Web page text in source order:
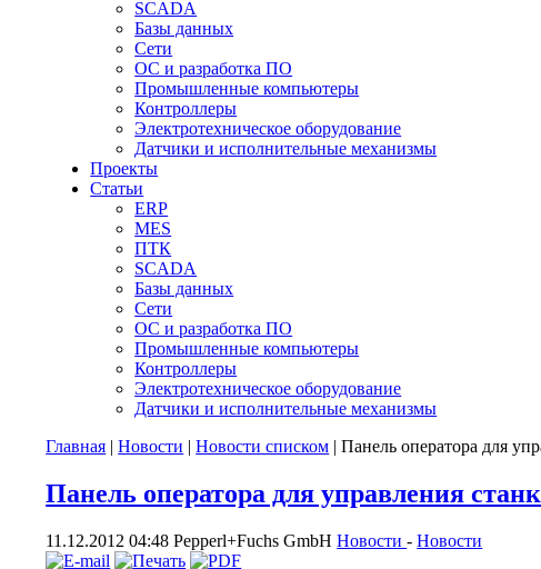
SCADA
Базы данных
Сети
ОС и разработка ПО
Промышленные компьютеры
Контроллеры
Электротехническое оборудование
Датчики и исполнительные механизмы
Проекты
Статьи
ERP
MES
ПТК
SCADA
Базы данных
Сети
ОС и разработка ПО
Промышленные компьютеры
Контроллеры
Электротехническое оборудование
Датчики и исполнительные механизмы
Главная |Новости |Новости списком | Панель оператора для
Панель оператора для управления
11.12.2012 04:48Pepperl+Fuchs GmbHНовости-Новости